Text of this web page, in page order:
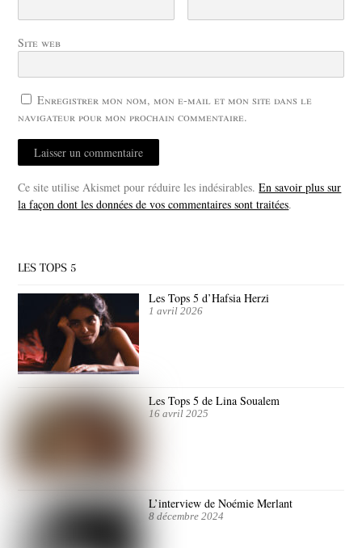
Site web
Enregistrer mon nom, mon e-mail et mon site dans le
navigateur pour mon prochain commentaire.
Ce site utilise Akismet pour réduire les indésirables.En savoir plus sur
la façon dont les données de vos commentaires sont traitées.
LES TOPS 5
Les Tops 5 d’Hafsia Herzi
1 avril 2026
Les Tops 5 de Lina Soualem
16 avril 2025
L’interview de Noémie Merlant
8 décembre 2024